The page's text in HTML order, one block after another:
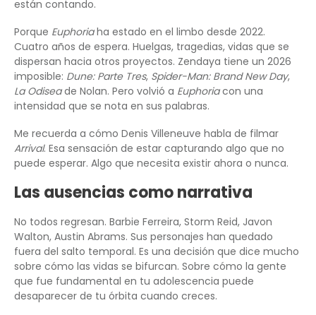
están contando.
Porque Euphoriaha estado en el limbo desde 2022.
Cuatro años de espera. Huelgas, tragedias, vidas que se
dispersan hacia otros proyectos. Zendaya tiene un 2026
imposible: Dune: Parte Tres, Spider-Man: Brand New Day,
La Odiseade Nolan. Pero volvió a Euphoriacon una
intensidad que se nota en sus palabras.
Me recuerda a cómo Denis Villeneuve habla de filmar
Arrival. Esa sensación de estar capturando algo que no
puede esperar. Algo que necesita existir ahora o nunca.
Las ausencias como narrativa
No todos regresan. Barbie Ferreira, Storm Reid, Javon
Walton, Austin Abrams. Sus personajes han quedado
fuera del salto temporal. Es una decisión que dice mucho
sobre cómo las vidas se bifurcan. Sobre cómo la gente
que fue fundamental en tu adolescencia puede
desaparecer de tu órbita cuando creces.